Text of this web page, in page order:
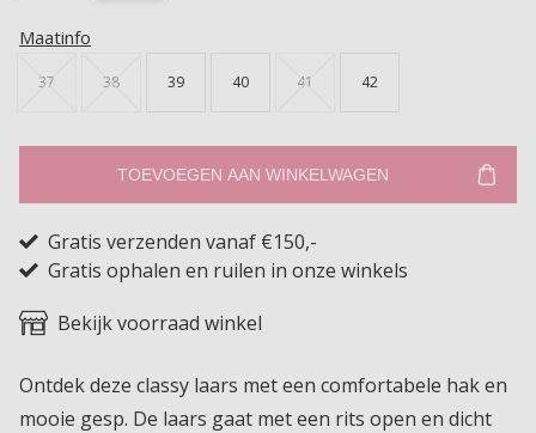
Maatinfo
37 38 39 40 41 42
TOEVOEGEN AAN WINKELWAGEN
Gratis verzenden vanaf €150,-
Gratis ophalen en ruilen in onze winkels
Bekijk voorraad winkel
Ontdek deze classy laars met een comfortabele hak en
mooie gesp. De laars gaat met een rits open en dicht